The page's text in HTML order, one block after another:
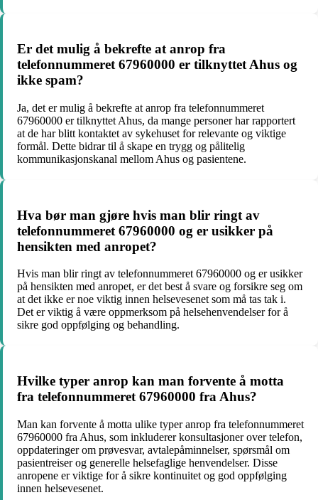
Er det mulig å bekrefte at anrop fra
telefonnummeret 67960000 er tilknyttet Ahus og
ikke spam?
Ja, det er mulig å bekrefte at anrop fra telefonnummeret
67960000 er tilknyttet Ahus, da mange personer har rapportert
at de har blitt kontaktet av sykehuset for relevante og viktige
formål. Dette bidrar til å skape en trygg og pålitelig
kommunikasjonskanal mellom Ahus og pasientene.
Hva bør man gjøre hvis man blir ringt av
telefonnummeret 67960000 og er usikker på
hensikten med anropet?
Hvis man blir ringt av telefonnummeret 67960000 og er usikker
på hensikten med anropet, er det best å svare og forsikre seg om
at det ikke er noe viktig innen helsevesenet som må tas tak i.
Det er viktig å være oppmerksom på helsehenvendelser for å
sikre god oppfølging og behandling.
Hvilke typer anrop kan man forvente å motta
fra telefonnummeret 67960000 fra Ahus?
Man kan forvente å motta ulike typer anrop fra telefonnummeret
67960000 fra Ahus, som inkluderer konsultasjoner over telefon,
oppdateringer om prøvesvar, avtalepåminnelser, spørsmål om
pasientreiser og generelle helsefaglige henvendelser. Disse
anropene er viktige for å sikre kontinuitet og god oppfølging
innen helsevesenet.